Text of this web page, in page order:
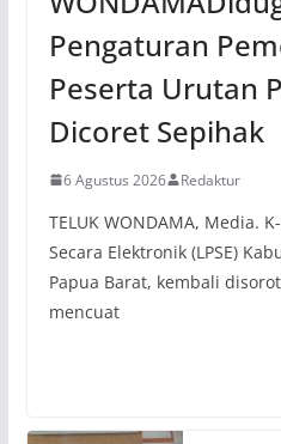
Pengaturan
Peserta Urutan
Dicoret Sepihak
6 Agustus 2026 Redaktur
TELUK WONDAMA, Media.
Secara Elektronik (LPSE)
Papua Barat, kembali
mencuat